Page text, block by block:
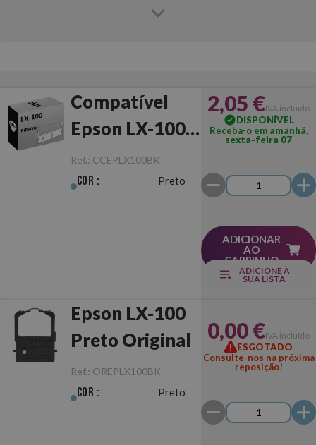
Compatível
Epson LX-100
Preto
Ref.: CCEPLX100BK
Cor : Preto
2,05 €IVA incluído
DISPONÍVEL
Receba-o em amanhã,
sexta-feira 07
ADICIONAR
AO
CARRINHO
ADICIONE À
SUA LISTA
Epson LX-100
Preto Original
Ref.: OREPLX100BK
Cor : Preto
0,00 €IVA incluído
ESGOTADO
Consulte-nos na próxima
reposição!